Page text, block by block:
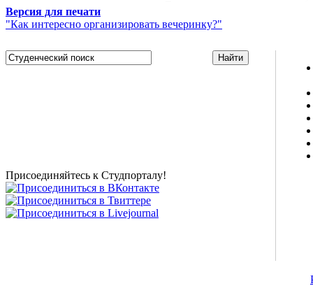
Версия для печати
"Как интересно организировать вечеринку?"
Присоединяйтесь к Студпорталу!